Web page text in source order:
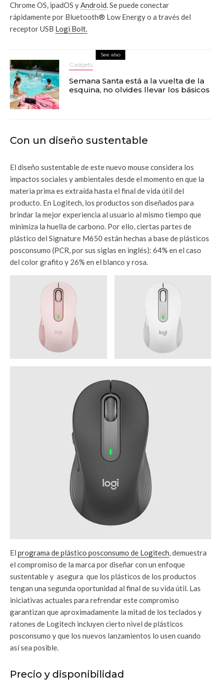
Chrome OS, ipadOS yAndroid. Se puede conectar
rápidamente por Bluetooth® Low Energy o a través del
receptor USB Logi Bolt.
See also
Gadgets
Semana Santa está a la vuelta de la
esquina, no olvides llevar los básicos
Con un diseño sustentable
El diseño sustentable de este nuevo mouse considera los
impactos sociales y ambientales desde el momento en que la
materia prima es extraída hasta el final de vida útil del
producto. En Logitech, los productos son diseñados para
brindar la mejor experiencia al usuario al mismo tiempo que
minimiza la huella de carbono. Por ello, ciertas partes de
plástico del Signature M650 están hechas a base de plásticos
posconsumo (PCR, por sus siglas en inglés): 64% en el caso
del color grafito y 26% en el blanco y rosa.
El programa de plástico posconsumo de Logitech, demuestra
el compromiso de la marca por diseñar con un enfoque
sustentable y asegura que los plásticos de los productos
tengan una segunda oportunidad al final de su vida útil. Las
iniciativas actuales para refrendar este compromiso
garantizan que aproximadamente la mitad de los teclados y
ratones de Logitech incluyen cierto nivel de plásticos
posconsumo y que los nuevos lanzamientos lo usen cuando
así sea posible.
Precio y disponibilidad